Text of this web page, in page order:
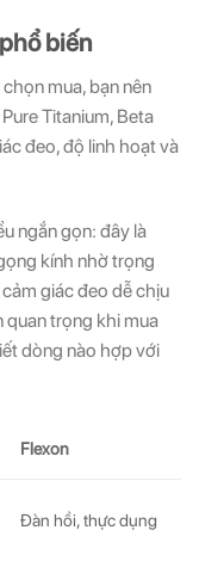
biến
mua, bạn nên
Titanium, Beta
đeo, độ linh hoạt và
ngắn gọn: đây là
kính nhờ trọng
giác đeo dễ chịu
quan trọng khi mua
dòng nào hợp với
Flexon
Đàn hồi, thực dụng